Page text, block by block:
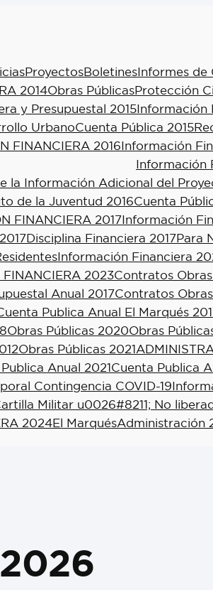
ProyectosBoletinesInformes de
2014Obras PúblicasProtección
y Presupuestal 2015Información
UrbanoCuenta Pública 2015
FINANCIERA 2016Información
Información
la Información Adicional del
de la Juventud 2016Cuenta
FINANCIERA 2017Información
Disciplina Financiera 2017Para
Información Financiera
FINANCIERA 2023Contratos
Anual 2017Contratos
Publica Anual El Marqués
Obras Públicas 2020Obras
Obras Públicas 2021
Anual 2021Cuenta Publica
Contingencia COVID-19
Militar u0026#8211; No
2024El MarquésAdministración